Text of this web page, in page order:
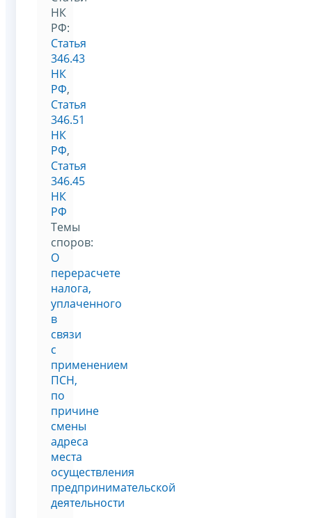
НК
РФ:
Статья
346.43
НК
РФ,
Статья
346.51
НК
РФ,
Статья
346.45
НК
РФ
Темы
споров:
О
перерасчете
налога,
уплаченного
в
связи
с
применением
ПСН,
по
причине
смены
адреса
места
осуществления
предпринимательской
деятельности